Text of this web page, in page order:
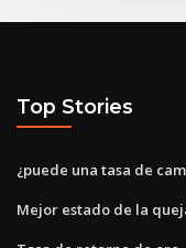
Top Stories
¿puede una tasa de
Mejor estado de la